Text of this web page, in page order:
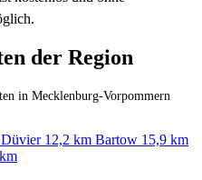
der Region
in Mecklenburg-Vorpommern
Düvier 12,2 km Bartow 15,9 km